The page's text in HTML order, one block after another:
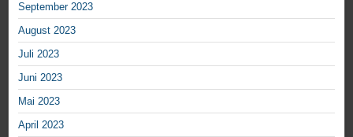
September 2023
August 2023
Juli 2023
Juni 2023
Mai 2023
April 2023